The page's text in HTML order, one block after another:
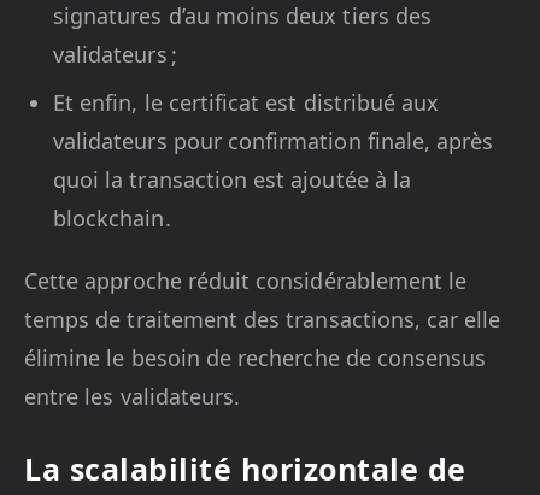
signatures d’au moins deux tiers des
validateurs ;
Et enfin, le certificat est distribué aux
validateurs pour confirmation finale, après
quoi la transaction est ajoutée à la
blockchain.
Cette approche réduit considérablement le
temps de traitement des transactions, car elle
élimine le besoin de recherche de consensus
entre les validateurs.
La scalabilité horizontale de